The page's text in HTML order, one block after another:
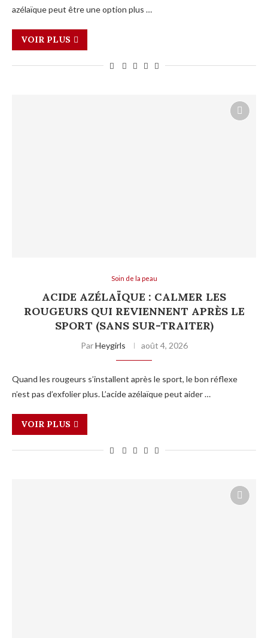
azélaïque peut être une option plus …
VOIR PLUS
Soin de la peau
ACIDE AZÉLAÏQUE : CALMER LES
ROUGEURS QUI REVIENNENT APRÈS LE
SPORT (SANS SUR-TRAITER)
ParHeygirls août 4, 2026
Quand les rougeurs s’installent après le sport, le bon réflexe
n’est pas d’exfolier plus. L’acide azélaïque peut aider …
VOIR PLUS